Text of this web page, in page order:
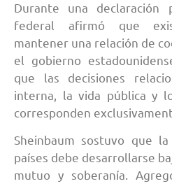
Durante una declaración
federal afirmó que
mantener una relación de
el gobierno
que las decisiones
interna, la vida pública y
corresponden
Sheinbaum sostuvo que
países debe desarrollarse
mutuo y soberanía.